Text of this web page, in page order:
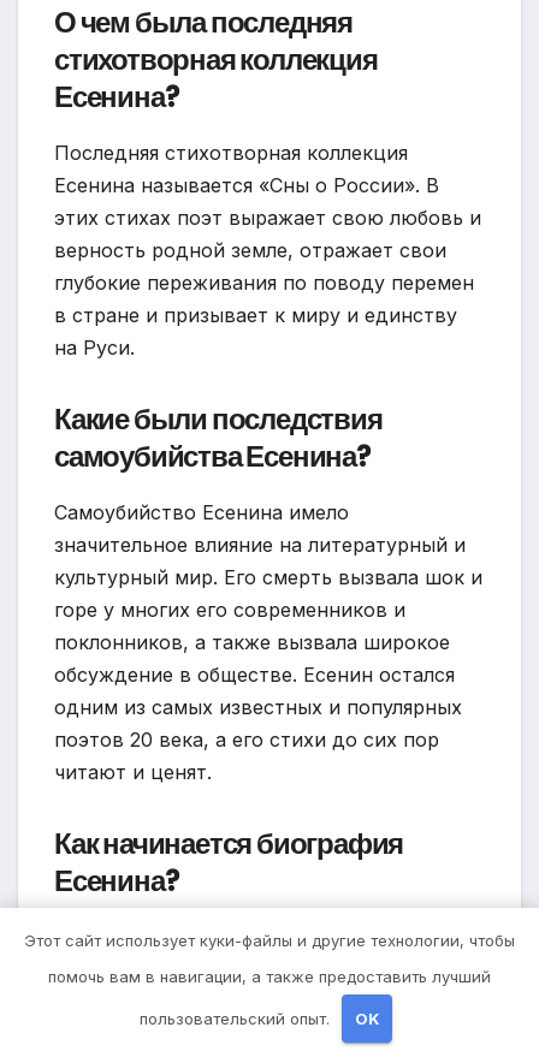
О чем была последняя
стихотворная коллекция
Есенина?
Последняя стихотворная коллекция
Есенина называется «Сны о России». В
этих стихах поэт выражает свою любовь и
верность родной земле, отражает свои
глубокие переживания по поводу перемен
в стране и призывает к миру и единству
на Руси.
Какие были последствия
самоубийства Есенина?
Самоубийство Есенина имело
значительное влияние на литературный и
культурный мир. Его смерть вызвала шок и
горе у многих его современников и
поклонников, а также вызвала широкое
обсуждение в обществе. Есенин остался
одним из самых известных и популярных
поэтов 20 века, а его стихи до сих пор
читают и ценят.
Как начинается биография
Есенина?
Сергей Есенин родился 3 октября 1895 года
в деревне Константиново Рязанской
губернии. Уже с раннего возраста он
проявлял интерес к литературе и начал
Этот сайт использует куки-файлы и другие технологии, чтобы
помочь вам в навигации, а также предоставить лучший
пользовательский опыт. OK